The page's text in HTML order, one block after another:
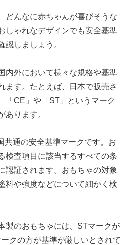
どんなに赤ちゃんが喜びそうな
しゃれなデザインでも安全基準
認しましょう。
内外において様々な規格や基準
ます。たとえば、日本で販売さ
「CE」や「ST」というマーク
あります。
共通の安全基準マークです。お
検査項目に該当するすべての条
認証されます。おもちゃの対象
料や強度などについて細かく検
製のおもちゃには、STマークが
クの方が基準が厳しいとされて